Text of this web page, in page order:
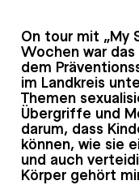
On tour mit „My
Wochen war
dem
im Landkreis
Themen
Übergriffe und
darum, dass
können, wie sie
und auch
Körper gehört